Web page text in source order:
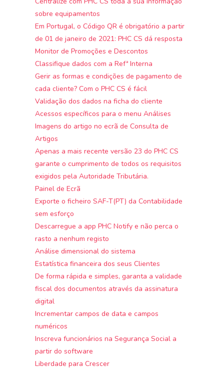
sobre equipamentos
Em Portugal, o Código QR é obrigatório a partir
de 01 de janeiro de 2021: PHC CS dá resposta
Monitor de Promoções e Descontos
Classifique dados com a Refª Interna
Gerir as formas e condições de pagamento de
cada cliente? Com o PHC CS é fácil
Validação dos dados na ficha do cliente
Acessos específicos para o menu Análises
Imagens do artigo no ecrã de Consulta de
Artigos
Apenas a mais recente versão 23 do PHC CS
garante o cumprimento de todos os requisitos
exigidos pela Autoridade Tributária.
Painel de Ecrã
Exporte o ficheiro SAF-T(PT) da Contabilidade
sem esforço
Descarregue a app PHC Notify e não perca o
rasto a nenhum registo
Análise dimensional do sistema
Estatística financeira dos seus Clientes
De forma rápida e simples, garanta a validade
fiscal dos documentos através da assinatura
digital
Incrementar campos de data e campos
numéricos
Inscreva funcionários na Segurança Social a
partir do software
Liberdade para Crescer